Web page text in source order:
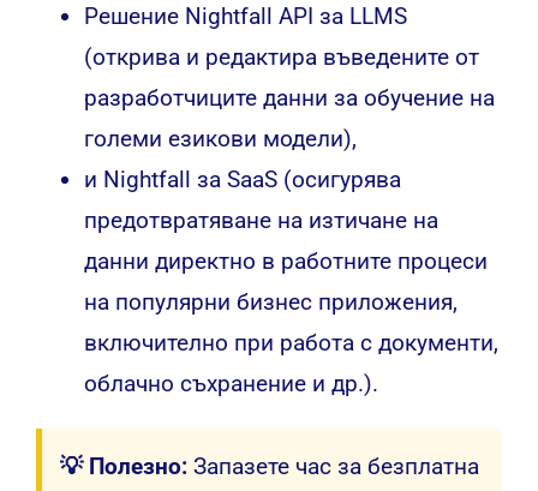
Решение Nightfall API за LLMS
(открива и редактира въведените от
разработчиците данни за обучение на
големи езикови модели),
и Nightfall за SaaS (осигурява
предотвратяване на изтичане на
данни директно в работните процеси
на популярни бизнес приложения,
включително при работа с документи,
облачно съхранение и др.).
💡 Полезно: Запазете час за безплатна